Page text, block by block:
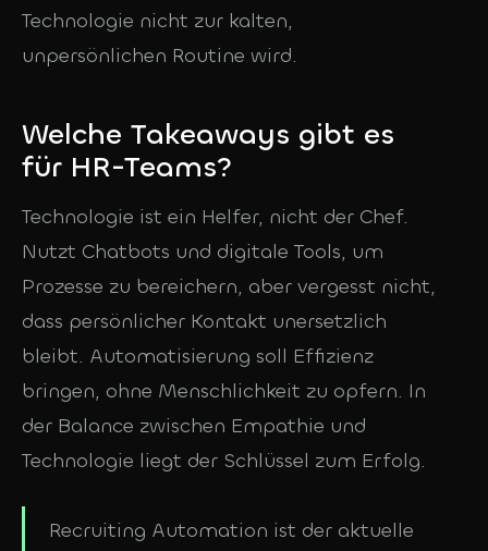
Technologie nicht zur kalten,
unpersönlichen Routine wird.
Welche Takeaways gibt es
für HR-Teams?
Technologie ist ein Helfer, nicht der Chef.
Nutzt Chatbots und digitale Tools, um
Prozesse zu bereichern, aber vergesst nicht,
dass persönlicher Kontakt unersetzlich
bleibt. Automatisierung soll Effizienz
bringen, ohne Menschlichkeit zu opfern. In
der Balance zwischen Empathie und
Technologie liegt der Schlüssel zum Erfolg.
Recruiting Automation ist der aktuelle